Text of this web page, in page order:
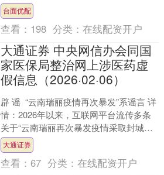
台面优配
查看： 198 分类：在线配资开户
大通证券 中央网信办会同国
家医保局整治网上涉医药虚
假信息（2026·02·06）
辟 谣 “云南瑞丽疫情再次暴发”系谣言 详
情：2026年以来，互联网平台流传多条
关于“云南瑞丽再次暴发疫情采取封城措
施”的不实视频信息，引发关注。经核
实，网传....
大通证券
查看：67 分类：在线配资开户